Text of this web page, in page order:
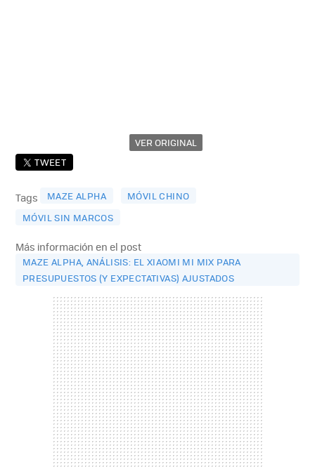
VER ORIGINAL
TWEET
Tags MAZE ALPHA
MÓVIL CHINO
MÓVIL SIN MARCOS
Más información en el post
MAZE ALPHA, ANÁLISIS: EL XIAOMI MI MIX PARA
PRESUPUESTOS (Y EXPECTATIVAS) AJUSTADOS